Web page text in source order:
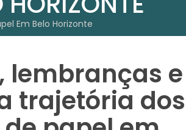
Em Belo Horizonte
lembranças e
trajetória dos